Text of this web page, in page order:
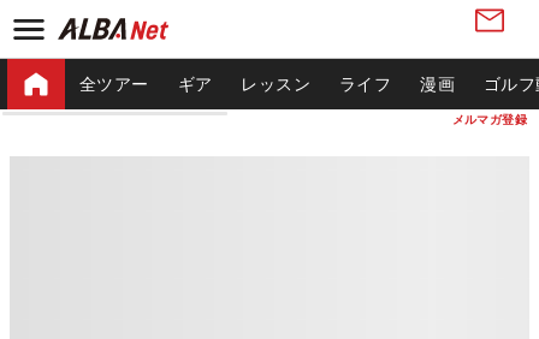
メルマガ登録
全ツアー ギア レッスン ライフ 漫画 ゴル